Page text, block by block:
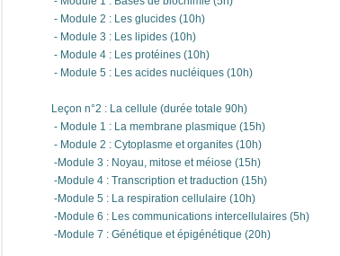
- Module 2 : Les glucides (10h)
- Module 3 : Les lipides (10h)
- Module 4 : Les protéines (10h)
- Module 5 : Les acides nucléiques (10h)
Leçon n°2 : La cellule (durée totale 90h)
- Module 1 : La membrane plasmique (15h)
- Module 2 : Cytoplasme et organites (10h)
-Module 3 : Noyau, mitose et méiose (15h)
-Module 4 : Transcription et traduction (15h)
-Module 5 : La respiration cellulaire (10h)
-Module 6 : Les communications intercellulaires (5h)
-Module 7 : Génétique et épigénétique (20h)